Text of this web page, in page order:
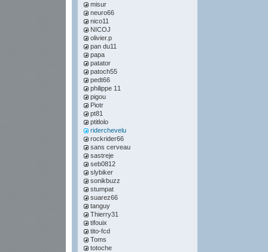
misur
neuro66
nico11
NICOJ
olivier.p
pan du11
papa
patator
patoch55
pedt66
philippe 11
pigou
Piotr
pt81
ptitlolo
riderchevelu
rockrider66
sans cerveau
sastreje
seb0812
slybiker
sonikbuzz
stumpat
suarez66
tanguy
Thierry31
tifouix
tito-fcd
Toms
totoche